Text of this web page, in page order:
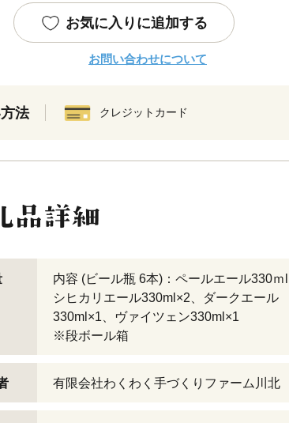
お気に入りに追加する
お問い合わせについて
法 クレジットカード
内容 (ビール瓶 6本)：ペールエール330ｍ
シヒカリエール330ml×2、ダークエール
330ml×1、ヴァイツェン330ml×1
※段ボール箱
有限会社わくわく手づくりファーム川北